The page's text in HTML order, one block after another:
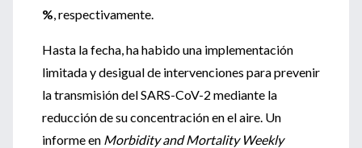
%, respectivamente.
Hasta la fecha, ha habido una implementación
limitada y desigual de intervenciones para prevenir
la transmisión del SARS-CoV-2 mediante la
reducción de su concentración en el aire. Un
informe en Morbidity and Mortality Weekly